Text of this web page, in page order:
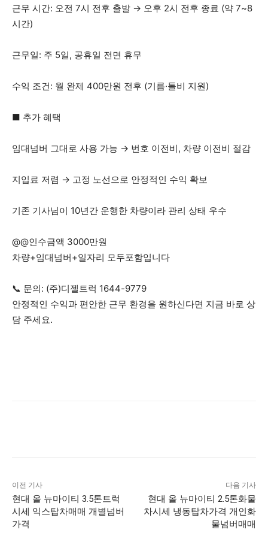
근무 시간: 오전 7시 전후 출발 → 오후 2시 전후 종료 (약 7~8
시간)
근무일: 주 5일, 공휴일 전면 휴무
수익 조건: 월 완제 400만원 전후 (기름·톨비 지원)
■ 추가 혜택
임대넘버 그대로 사용 가능 → 번호 이전비, 차량 이전비 절감
지입료 저렴 → 고정 노선으로 안정적인 수익 확보
기존 기사님이 10년간 운행한 차량이라 관리 상태 우수
@@인수금액 3000만원
차량+임대넘버+일자리 모두포함입니다
📞 문의: (주)디젤트럭 1644-9779
안정적인 수익과 편안한 근무 환경을 원하신다면 지금 바로 상
담 주세요.
이전 기사
현대 올 뉴마이티 3.5톤트럭
시세 익스탑차매매 개별넘버
가격
다음 기사
현대 올 뉴마이티 2.5톤화물
차시세 냉동탑차가격 개인화
물넘버매매